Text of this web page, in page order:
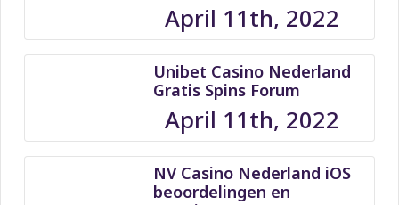
April 11th, 2022
Unibet Casino Nederland
Gratis Spins Forum
April 11th, 2022
NV Casino Nederland iOS
beoordelingen en